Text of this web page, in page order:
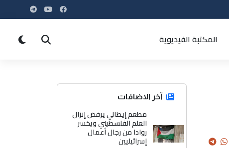
المكتبة الفيديوية
آخر الاضافات
مطعم إيطالي يرفض إنزال
العلم الفلسطيني ويخسر
روادا من رجال أعمال
إسرائيليين